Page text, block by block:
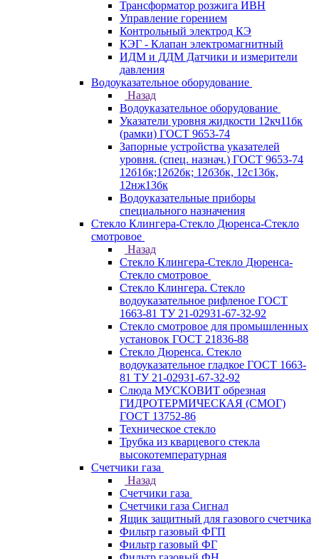
Трансформатор розжига ИВН
Управление горением
Контрольный электрод КЭ
КЭГ - Клапан электромагнитный
ИДМ и ДДМ Датчики и измерители
давления
Водоуказательное оборудование
Назад
Водоуказательное оборудование
Указатели уровня жидкости 12кч11бк
(рамки) ГОСТ 9653-74
Запорные устройства указателей
уровня. (спец. назнач.) ГОСТ 9653-74
12б1бк;12б2бк; 12б3бк, 12с13бк,
12нж13бк
Водоуказательные приборы
специального назначения
Стекло Клингера-Стекло Дюренса-Стекло
смотровое
Назад
Стекло Клингера-Стекло Дюренса-
Стекло смотровое
Стекло Клингера. Стекло
водоуказательное рифленое ГОСТ
1663-81 ТУ 21-02931-67-32-92
Стекло смотровое для промышленных
установок ГОСТ 21836-88
Стекло Дюренса. Стекло
водоуказательное гладкое ГОСТ 1663-
81 ТУ 21-02931-67-32-92
Слюда МУСКОВИТ обрезная
ГИДРОТЕРМИЧЕСКАЯ (СМОГ)
ГОСТ 13752-86
Техническое стекло
Трубка из кварцевого стекла
высокотемпературная
Счетчики газа
Назад
Счетчики газа
Счетчики газа Сигнал
Ящик защитный для газового счетчика
Фильтр газовый ФГП
Фильтр газовый ФГ